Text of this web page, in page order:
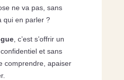
ne va pas, sans
qui en parler ?
, c’est s’offrir un
et sans
comprendre, apaiser